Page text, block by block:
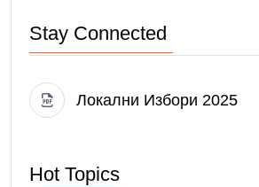
Stay Connected
Локални Избори 2025
Hot Topics